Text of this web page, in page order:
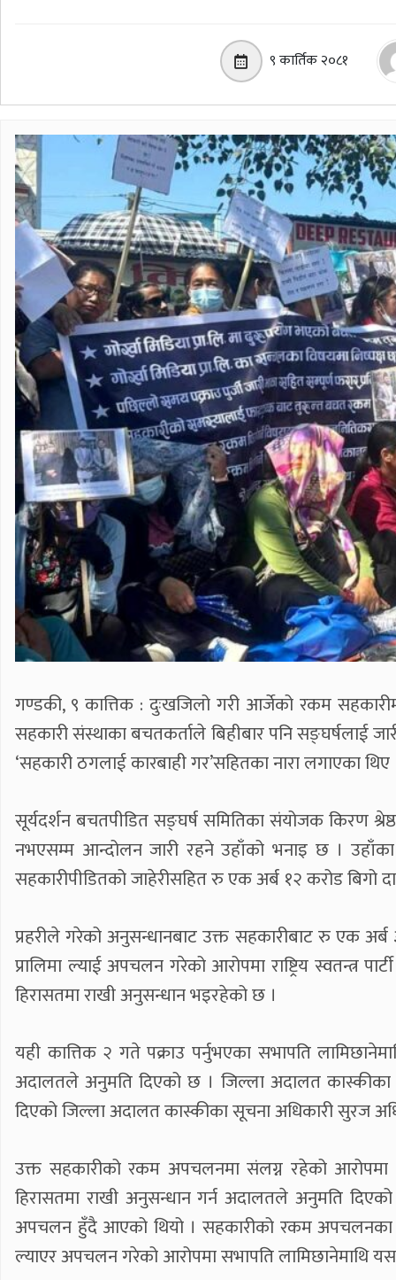
९ कार्तिक २०८१
गण्डकी, ९ कात्तिक : दुःखजिलो गरी आर्जेको रकम
सहकारी संस्थाका बचतकर्ताले बिहीबार पनि सङ्घर्षलाई
‘सहकारी ठगलाई कारबाही गर’सहितका नारा लगाएका थिए
सूर्यदर्शन बचतपीडित सङ्घर्ष समितिका संयोजक किरण
नभएसम्म आन्दोलन जारी रहने उहाँको भनाइ छ ।
सहकारीपीडितको जाहेरीसहित रु एक अर्ब १२ करोड बिगो
प्रहरीले गरेको अनुसन्धानबाट उक्त सहकारीबाट रु एक
प्रालिमा ल्याई अपचलन गरेको आरोपमा राष्ट्रिय स्वतन्त्र
हिरासतमा राखी अनुसन्धान भइरहेको छ ।
यही कात्तिक २ गते पक्राउ पर्नुभएका सभापति
अदालतले अनुमति दिएको छ । जिल्ला अदालत कास्कीका
दिएको जिल्ला अदालत कास्कीका सूचना अधिकारी सुरज
उक्त सहकारीको रकम अपचलनमा संलग्न रहेको आरोपमा
हिरासतमा राखी अनुसन्धान गर्न अदालतले अनुमति
अपचलन हुँदै आएको थियो । सहकारीको रकम अपचलनका
ल्याएर अपचलन गरेको आरोपमा सभापति लामिछानेमाथि